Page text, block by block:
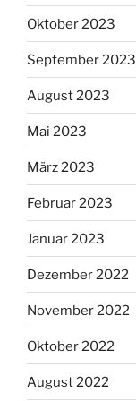
Oktober 2023
September 2023
August 2023
Mai 2023
März 2023
Februar 2023
Januar 2023
Dezember 2022
November 2022
Oktober 2022
August 2022